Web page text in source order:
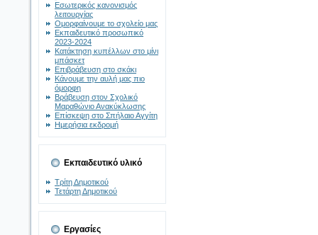
Εσωτερικός κανονισμός
λειτουργίας
Ομορφαίνουμε το σχολείο μας
Εκπαιδευτικό προσωπικό
2023-2024
Κατάκτηση κυπέλλων στο μίνι
μπάσκετ
Επιβράβευση στο σκάκι
Κάνουμε την αυλή μας πιο
όμορφη
Βράβευση στον Σχολικό
Μαραθώνιο Ανακύκλωσης
Επίσκεψη στο Σπήλαιο Αγγίτη
Ημερήσια εκδρομή
Εκπαιδευτικό υλικό
Τρίτη Δημοτικού
Τετάρτη Δημοτικού
Εργασίες